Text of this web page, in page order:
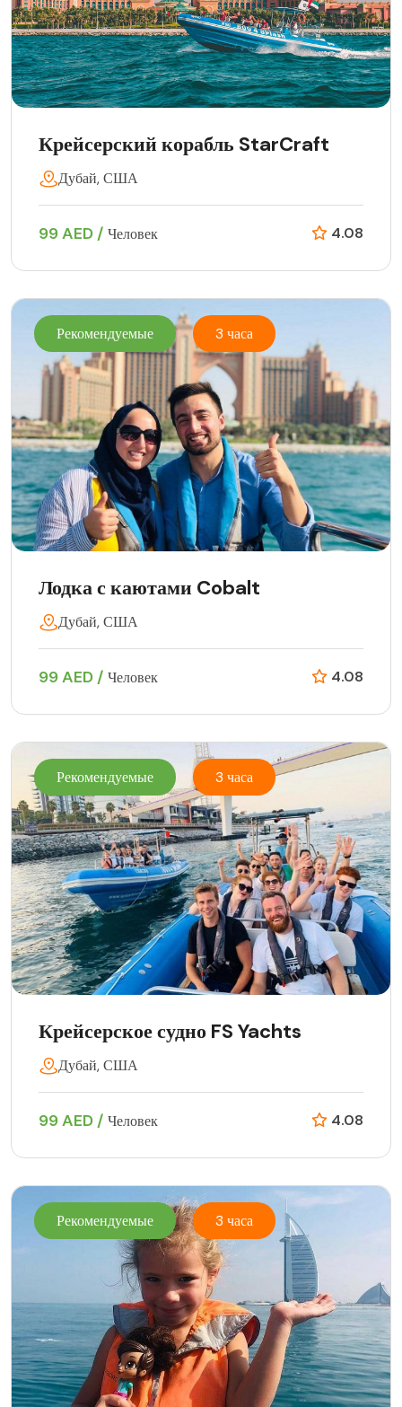
Крейсерский корабль StarCraft
Дубай, США
99 AED / Человек 4.08
Рекомендуемые 3 часа
Лодка с каютами Cobalt
Дубай, США
99 AED / Человек 4.08
Рекомендуемые 3 часа
Крейсерское судно FS Yachts
Дубай, США
99 AED / Человек 4.08
Рекомендуемые 3 часа